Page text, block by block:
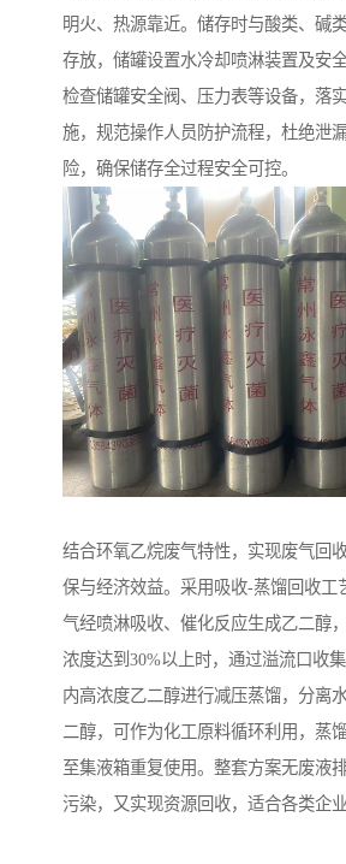
明火、热源靠近。储存时与酸类、碱
存放，储罐设置水冷却喷淋装置及安
检查储罐安全阀、压力表等设备，落
施，规范操作人员防护流程，杜绝泄
险，确保储存全过程安全可控。
结合环氧乙烷废气特性，实现废气回
保与经济效益。采用吸收-蒸馏回收工
气经喷淋吸收、催化反应生成乙二醇
浓度达到30%以上时，通过溢流口收
内高浓度乙二醇进行减压蒸馏，分离
二醇，可作为化工原料循环利用，蒸
至集液箱重复使用。整套方案无废液
污染，又实现资源回收，适合各类企业